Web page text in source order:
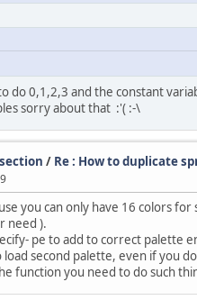
do 0,1,2,3 and the constant
sorry about that :'( :-\
/ Re : How to duplicate
you can only have 16 colors
need ).
pe to add to correct palette
second palette, even if you
function you need to do such